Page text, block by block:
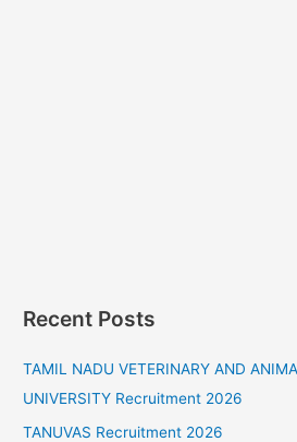
Recent Posts
TAMIL NADU VETERINARY AND
UNIVERSITY Recruitment 2026
TANUVAS Recruitment 2026